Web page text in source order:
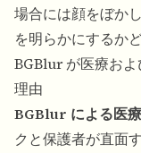
場合には顔をぼか
を明らかにするか
BGBlur が医療お
理由
BGBlur による医
クと保護者が直面